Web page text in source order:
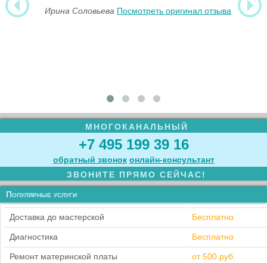
Ирина Соловьева Посмотреть оригинал отзыва
МНОГОКАНАЛЬНЫЙ
+7 495 199 39 16
обратный звонок онлайн‑консультант
ЗВОНИТЕ ПРЯМО СЕЙЧАС!
Популярные услуги
Доставка до мастерской Бесплатно
Диагностика Бесплатно
Ремонт материнской платы от 500 руб.